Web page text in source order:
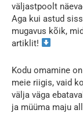
väljastpoolt
Aga kui astud
mugavus kõik,
artiklit!
Kodu omamine
meie riigis, vaid
välja väga
ja müüma maju